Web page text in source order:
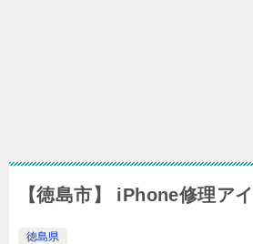
【徳島市】 iPhone修理ア
徳島県